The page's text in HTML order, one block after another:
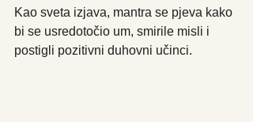
Kao sveta izjava, mantra se pjeva kako
bi se usredotočio um, smirile misli i
postigli pozitivni duhovni učinci.